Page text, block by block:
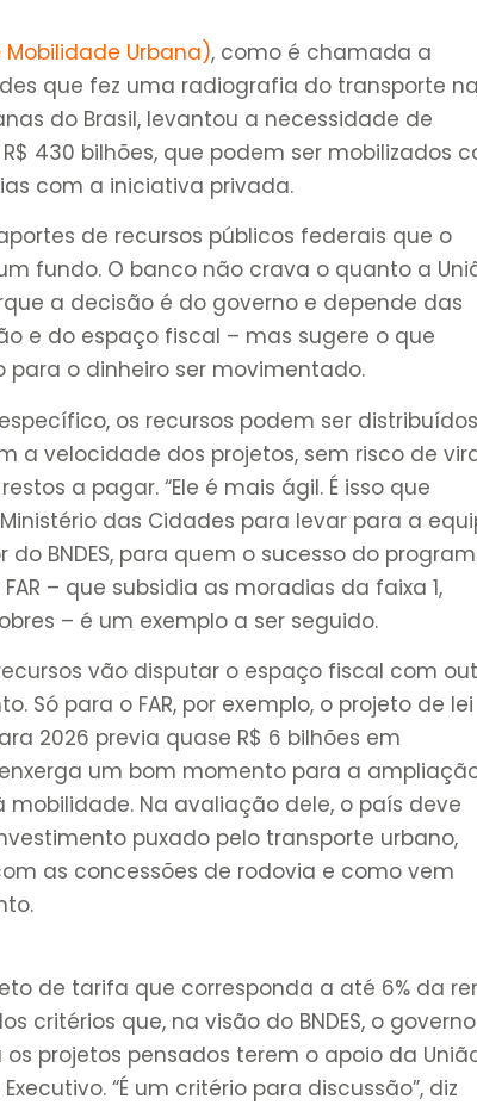
Mobilidade Urbana), como é chamada a
que fez uma radiografia do transporte
do Brasil, levantou a necessidade de
430 bilhões, que podem ser mobilizados
com a iniciativa privada.
de recursos públicos federais que o
fundo. O banco não crava o quanto a
a decisão é do governo e depende das
e do espaço fiscal – mas sugere o que
o dinheiro ser movimentado.
os recursos podem ser
a velocidade dos projetos, sem risco de
a pagar. “Ele é mais ágil. É isso que
das Cidades para levar para a
BNDES, para quem o sucesso do
– que subsidia as moradias da faixa 1,
– é um exemplo a ser seguido.
vão disputar o espaço fiscal com
Só para o FAR, por exemplo, o projeto de lei
2026 previa quase R$ 6 bilhões em
um bom momento para a
Na avaliação dele, o país deve
puxado pelo transporte urbano,
as concessões de rodovia e como vem
de tarifa que corresponda a até 6% da
critérios que, na visão do BNDES, o governo
projetos pensados terem o apoio da
“É um critério para discussão”, diz